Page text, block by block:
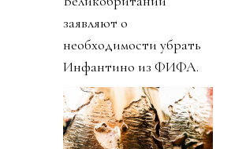
заявляют о
необходимости убрать
Инфантино из ФИФА.